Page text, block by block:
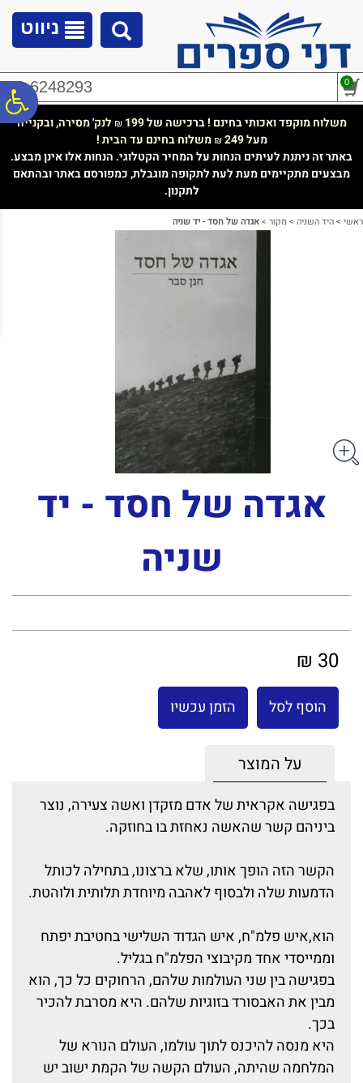
נגישות
ניווט
02-6248293 0
משלוח מוקפד ואכותי בחינם ! ברכישה של 199 ₪ לנק' מסירה, ובקנייה
מעל 249
₪משלוח בחינם עד הבית !
באתר זה ניתנת לעיתים הנחות על המחיר הקטלוגי. הנחות אלו אינן מבצע.
מבצעים מתקיימים מעת לעת לתקופה מוגבלת, כמפורסם באתר ובהתאם
לתקנון.
ראשי >היד השניה >מקור >אגדה של חסד - יד שניה
אגדה של חסד - יד
שניה
30 ₪
הוסף לסל הזמן עכשיו
על המוצר
בפגישה אקראית של אדם מזקדן ואשה צעירה, נוצר
ביניהם קשר שהאשה נאחזת בו בחוזקה.
הקשר הזה הופך אותו, שלא ברצונו, בתחילה לכותל
הדמעות שלה ולבסוף לאהבה מיוחדת תלותית ולוהטת.
הוא,איש פלמ"ח, איש הגדוד השלישי בחטיבת יפתח
וממייסדי אחד מקיבוצי הפלמ"ח בגליל.
בפגישה בין שני העולמות שלהם, הרחוקים כל כך, הוא
מבין את האבסורד בזוגיות שלהם. היא מסרבת להכיר
בכך.
היא מנסה להיכנס לתוך עולמו, העולם הנורא של
המלחמה שהיתה, העולם הקשה של הקמת ישוב יש